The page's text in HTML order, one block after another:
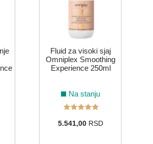
Fluid za visoki sjaj
Omniplex Smoothing
Experience 250ml
Na stanju
5.541,00RSD